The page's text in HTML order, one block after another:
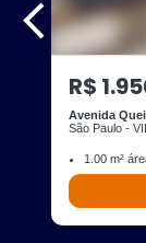
R$
Avenida
São Paulo -
1.00 m²